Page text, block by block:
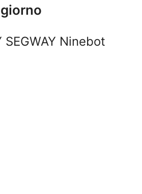
SEGWAY Ninebot